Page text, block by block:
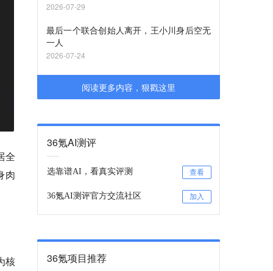
全
肉
核
2026-07-29
最后一个联合创始人离开，王小川身后空无
一人
2026-07-24
阅读更多内容，狠戳这里
36氪AI测评
选靠谱AI，看真实评测 查看
36氪AI测评官方交流社区 加入
36氪项目推荐